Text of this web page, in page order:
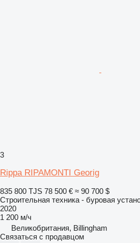
3
Rippa RIPAMONTI Georig
835 800 TJS 78 500 € ≈ 90 700 $
Строительная техника - буровая
2020
1 200 м/ч
Великобритания, Billingham
Связаться с продавцом